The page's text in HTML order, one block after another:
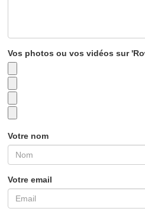
Vos photos ou vos vidéos sur
Votre nom
Votre email